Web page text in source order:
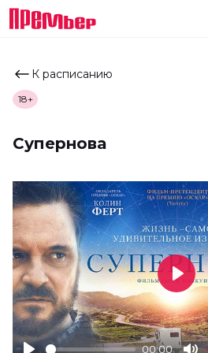
К расписанию
Супернова
18+
00:00
Play